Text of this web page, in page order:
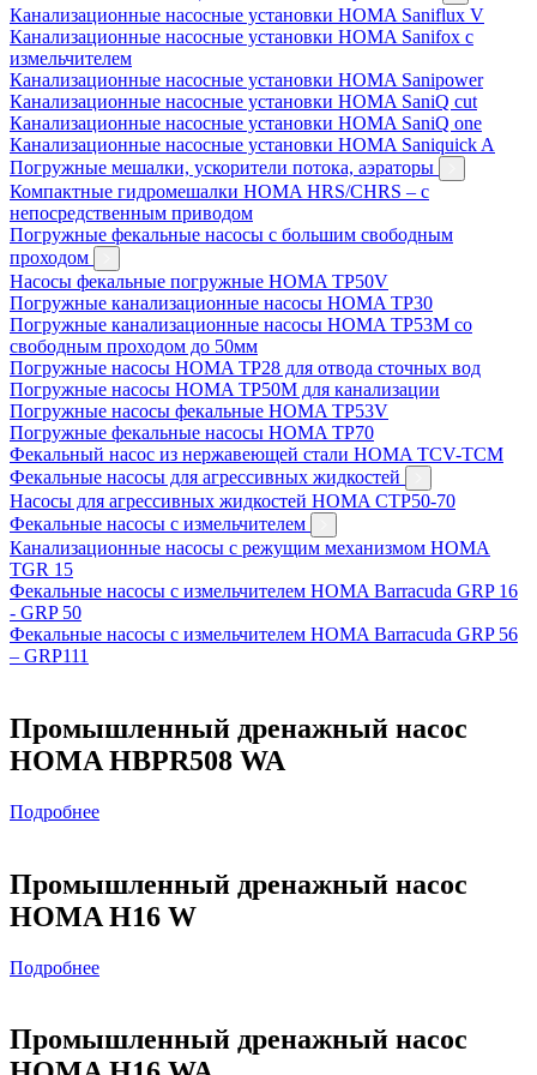
Канализационные насосные установки HOMA Saniflux V
Канализационные насосные установки HOMA Sanifox с
измельчителем
Канализационные насосные установки HOMA Sanipower
Канализационные насосные установки HOMA SaniQ cut
Канализационные насосные установки HOMA SaniQ one
Канализационные насосные установки HOMA Saniquick A
Погружные мешалки, ускорители потока, аэраторы
Компактные гидромешалки HOMA HRS/CHRS – с
непосредственным приводом
Погружные фекальные насосы с большим свободным
проходом
Насосы фекальные погружные HOMA TP50V
Погружные канализационные насосы HOMA TP30
Погружные канализационные насосы HOMA TP53M со
свободным проходом до 50мм
Погружные насосы HOMA TP28 для отвода сточных вод
Погружные насосы HOMA TP50M для канализации
Погружные насосы фекальные HOMA TP53V
Погружные фекальные насосы HOMA TP70
Фекальный насос из нержавеющей стали HOMA TCV-TCM
Фекальные насосы для агрессивных жидкостей
Насосы для агрессивных жидкостей HOMA CTP50-70
Фекальные насосы с измельчителем
Канализационные насосы с режущим механизмом HOMA
TGR 15
Фекальные насосы с измельчителем HOMA Barracuda GRP 16
- GRP 50
Фекальные насосы с измельчителем HOMA Barracuda GRP 56
– GRP111
Промышленный дренажный насос
HOMA HBPR508 WA
Подробнее
Промышленный дренажный насос
HOMA H16 W
Подробнее
Промышленный дренажный насос